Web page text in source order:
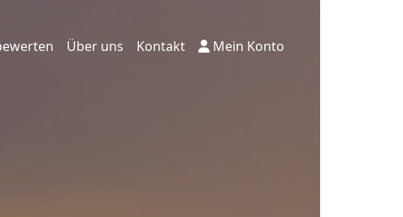
Über uns Kontakt Mein Konto